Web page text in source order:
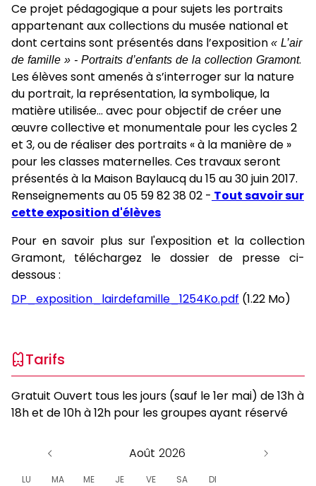
Ce projet pédagogique a pour sujets les portraits
appartenant aux collections du musée national et
dont certains sont présentés dans l’exposition« L’air
de famille » - Portraits d’enfants de la collection Gramont.
Les élèves sont amenés à s’interroger sur la nature
du portrait, la représentation, la symbolique, la
matière utilisée... avec pour objectif de créer une
œuvre collective et monumentale pour les cycles 2
et 3, ou de réaliser des portraits « à la manière de »
pour les classes maternelles. Ces travaux seront
présentés à la Maison Baylaucq du 15 au 30 juin 2017.
Renseignements au 05 59 82 38 02 - Tout savoir sur
cette exposition d'élèves
Pour en savoir plus sur l'exposition et la collection
Gramont, téléchargez le dossier de presse ci-
dessous :
DP_exposition_lairdefamille_1254Ko.pdf (1.22 Mo)
Tarifs
Gratuit Ouvert tous les jours (sauf le 1er mai) de 13h à
18h et de 10h à 12h pour les groupes ayant réservé
Août
LU MA ME JE VE SA DI